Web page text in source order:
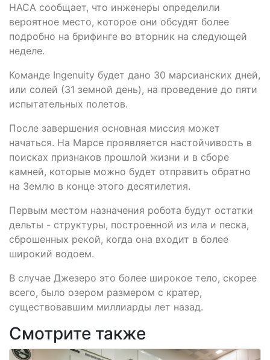
НАСА сообщает, что инженеры определили
вероятное место, которое они обсудят более
подробно на брифинге во вторник на следующей
неделе.
Команде Ingenuity будет дано 30 марсианских дней,
или солей (31 земной день), на проведение до пяти
испытательных полетов.
После завершения основная миссия может
начаться. На Марсе проявляется настойчивость в
поисках признаков прошлой жизни и в сборе
камней, которые можно будет отправить обратно
на Землю в конце этого десятилетия.
Первым местом назначения робота будут остатки
дельты - структуры, построенной из ила и песка,
сброшенных рекой, когда она входит в более
широкий водоем.
В случае Джезеро это более широкое тело, скорее
всего, было озером размером с кратер,
существовавшим миллиарды лет назад.
Смотрите также